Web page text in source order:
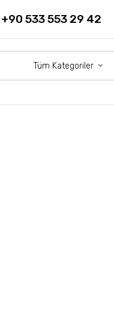
+90 533 553 29 42
Tüm Kategoriler